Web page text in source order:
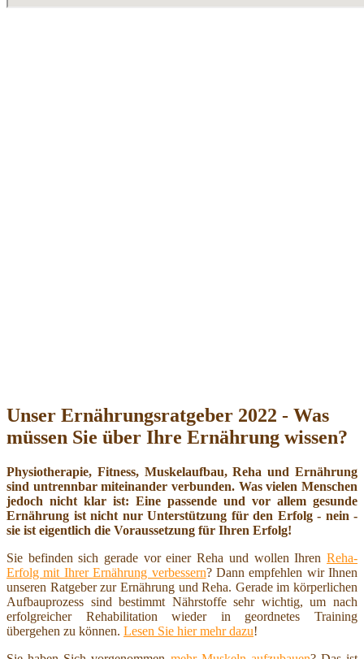
Unser Ernährungsratgeber 2022 - Was
müssen Sie über Ihre Ernährung wissen?
Physiotherapie, Fitness, Muskelaufbau, Reha und Ernährung
sind untrennbar miteinander verbunden. Was vielen Menschen
jedoch nicht klar ist: Eine passende und vor allem gesunde
Ernährung ist nicht nur Unterstützung für den Erfolg - nein -
sie ist eigentlich die Voraussetzung für Ihren Erfolg!
Sie befinden sich gerade vor einer Reha und wollen Ihren Reha-
Erfolg mit Ihrer Ernährung verbessern? Dann empfehlen wir Ihnen
unseren Ratgeber zur Ernährung und Reha. Gerade im körperlichen
Aufbauprozess sind bestimmt Nährstoffe sehr wichtig, um nach
erfolgreicher Rehabilitation wieder in geordnetes Training
übergehen zu können. Lesen Sie hier mehr dazu!